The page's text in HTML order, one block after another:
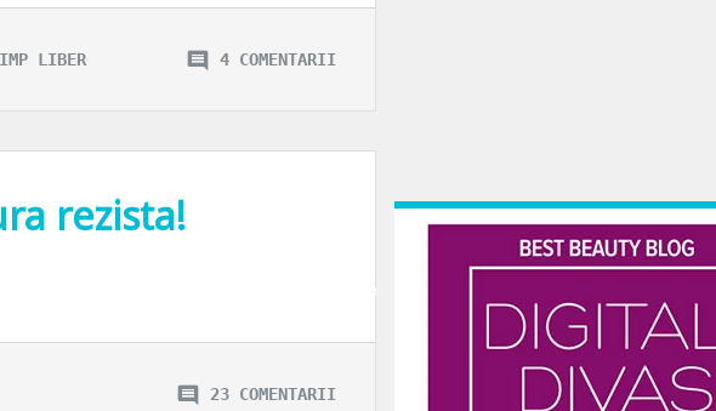
LIBER 4 COMENTARII
rezista!
machiajul, toate au o poveste, pentru ca noi, doamnele, sa ne simtim niste adevarate
23 COMENTARII